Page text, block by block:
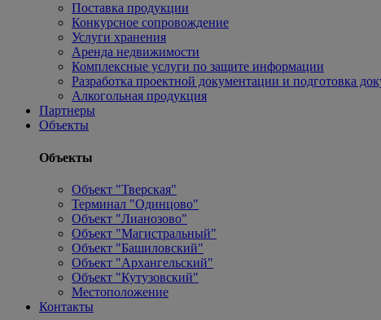
Поставка продукции
Конкурсное сопровождение
Услуги хранения
Аренда недвижимости
Комплексные услуги по защите информации
Разработка проектной документации и подготовка
Алкогольная продукция
Партнеры
Объекты
Объекты
Объект "Тверская"
Терминал "Одинцово"
Объект "Лианозово"
Объект "Магистральный"
Объект "Башиловский"
Объект "Архангельский"
Объект "Кутузовский"
Местоположение
Контакты